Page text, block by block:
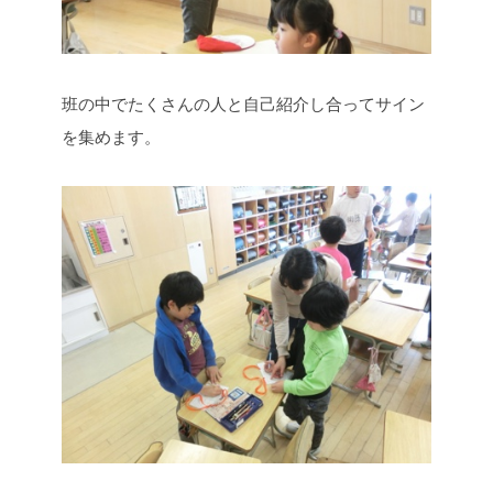
班の中でたくさんの人と自己紹介し合ってサイン
を集めます。